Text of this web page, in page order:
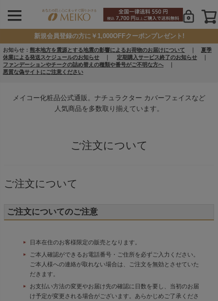
新規会員登録の方に￥1,000OFFクーポンプレゼント!
お知らせ： 熊本地方を震源とする地震の影響によるお荷物のお届けについて
夏季
休業による発送スケジュールのお知らせ
定期購入サービス終了のお知らせ
ファンデーションやチークの詰め替えの種類や番号がご不明な方へ
悪質な偽サイトにご注意ください
メイコー化粧品公式通販。ナチュラクター カバーフェイスなど
人気商品を多数取り揃えています。
ご注文について
ご注文について
ご注文についてのご注意
日本在住のお客様限定の販売となります。
ご本人確認ができるお電話番号・ご住所を必ずご入力ください。
ご本人様への連絡が取れない場合は、ご注文を無効とさせていた
だきます。
お支払い方法の変更やお届け先の確認に日数を要し、当初のお届
け予定が変更される場合がございます。あらかじめご了承くださ